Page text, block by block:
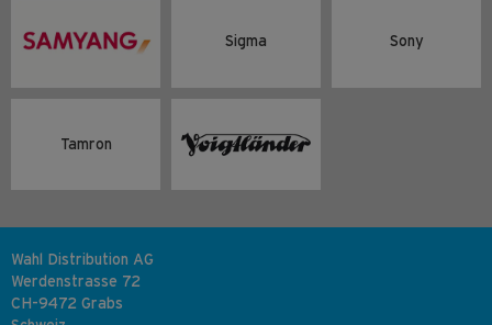
Sigma Sony
Tamron
Wahl Distribution AG
Werdenstrasse 72
CH-9472 Grabs